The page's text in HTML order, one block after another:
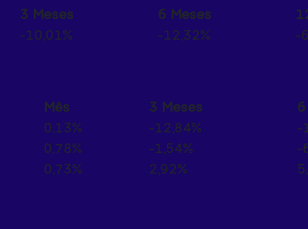
3 Meses 6 Meses
-10,01% -12,32% -
Mês 3 Meses
0,13% -12,84%
-
0,78% -1,54%
-
0,73% 2,92%